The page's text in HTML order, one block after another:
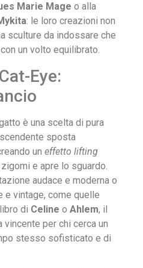
Marie Mage o alla
: le loro creazioni non
sculture da indossare che
un volto equilibrato.
Eye:
è una scelta di pura
sposta
un effetto lifting
e apre lo sguardo.
audace e moderna o
e vintage, come quelle
di Celine o Ahlem, il
per chi cerca un
stesso sofisticato e di